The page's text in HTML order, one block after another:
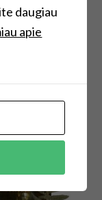
daugiau
apie